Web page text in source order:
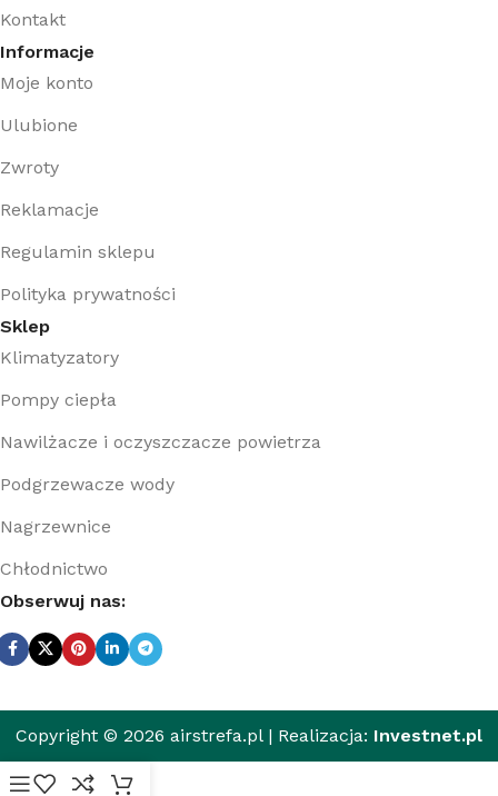
Kontakt
Informacje
Moje konto
Ulubione
Zwroty
Reklamacje
Regulamin sklepu
Polityka prywatności
Sklep
Klimatyzatory
Pompy ciepła
Nawilżacze i oczyszczacze powietrza
Podgrzewacze wody
Nagrzewnice
Chłodnictwo
Obserwuj nas:
Copyright © 2026 airstrefa.pl | Realizacja: Investnet.pl